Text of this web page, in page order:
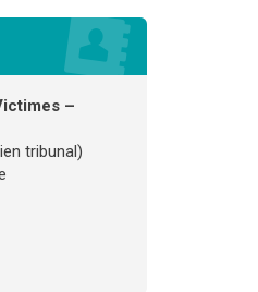
–
tribunal)